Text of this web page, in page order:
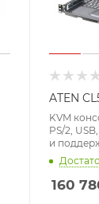
ATEN
KVM
PS/2,
и
Dual Rail
160